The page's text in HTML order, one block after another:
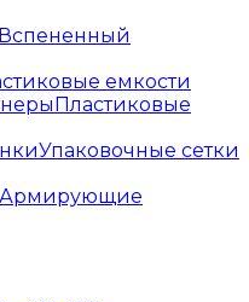
Вспененный
емкости
Пластиковые
Упаковочные сетки
Армирующие